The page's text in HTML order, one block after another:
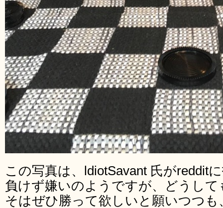
この写真は、ldiotSavant 氏がreddit
負けず嫌いのようですが、どうし
そはぜひ勝って欲しいと願いつつ